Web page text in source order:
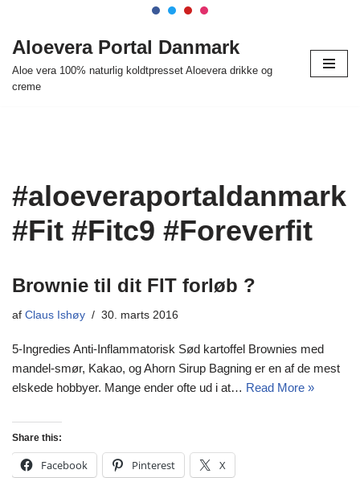
Spring
indhold
Aloevera Portal Danmark
Aloe vera 100% naturlig koldtpresset Aloevera drikke og
creme
#aloeveraportaldanmark
#Fit #Fitc9 #Foreverfit
Brownie til dit FIT forløb ?
af Claus Ishøy 30. marts 2016
5-Ingredies Anti-Inflammatorisk Sød kartoffel Brownies med
mandel-smør, Kakao, og Ahorn Sirup Bagning er en af de mest
elskede hobbyer. Mange ender ofte ud i at… Read More »
Share this:
Facebook Pinterest X